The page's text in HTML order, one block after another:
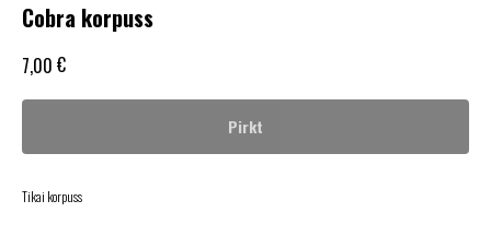
Cobra korpuss
7,00 €
Pirkt
Tikai korpuss